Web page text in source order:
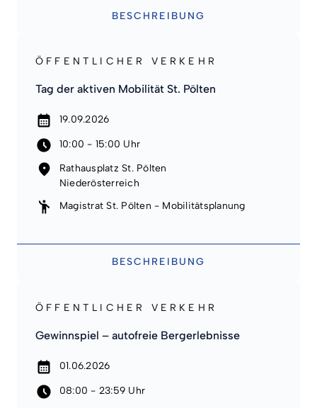
BESCHREIBUNG
ÖFFENTLICHER VERKEHR
Tag der aktiven Mobilität St. Pölten
19.09.2026
10:00 - 15:00 Uhr
Rathausplatz St. Pölten
Niederösterreich
Magistrat St. Pölten - Mobilitätsplanung
BESCHREIBUNG
ÖFFENTLICHER VERKEHR
Gewinnspiel – autofreie Bergerlebnisse
01.06.2026
08:00 - 23:59 Uhr